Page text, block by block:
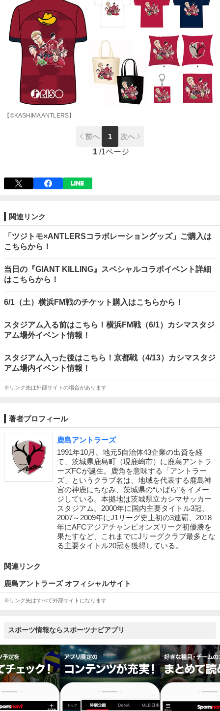
【©KASHIMA ANTLERS】
前へ 1
次へ
1 /1ページ
関連リンク
「ツジトモ×ANTLERSコラボレーショングッズ」ご購入は
こちらから！
当日の『GIANT KILLING』スペシャルコラボイベント詳細
はこちらから！
6/1（土）横浜FM戦のチケット購入はこちらから！
スタジアム入る前はこちら！横浜FM戦（6/1）カシマスタジ
アム場外イベント情報！
スタジアム入った後はこちら！京都戦（4/13）カシマスタジ
アム場内イベント情報！
※リンク先は外部サイトの場合があります
著者プロフィール
鹿島アントラーズ
1991年10月、地元5自治体43企業の出資を経
て、茨城県鹿島町（現鹿嶋市）に鹿島アントラ
ーズFCが誕生。鹿角を意味する「アントラー
ズ」というクラブ名は、地域を代表する鹿島神
宮の神鹿にちなみ、茨城県の“いばら”をイメー
ジしている。本拠地は茨城県立カシマサッカー
スタジアム。2000年に国内主要タイトル3冠、
2007～2009年にJ1リーグ史上初の3連覇、2018
年にAFCアジアチャンピオンズリーグ初優勝を
果たすなど、これまでにJリーグクラブ最多とな
る主要タイトル20冠を獲得している。
関連リンク
鹿島アントラーズ オフィシャルサイト
※リンク先はすべて外部サイトになります
スポーツ情報ならスポーツナビアプリ